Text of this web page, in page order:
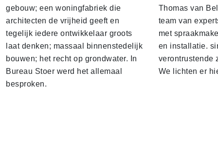
gebouw; een woningfabriek die
architecten de vrijheid geeft en
tegelijk iedere ontwikkelaar groots
laat denken; massaal binnenstedelijk
bouwen; het recht op grondwater. In
Bureau Stoer werd het allemaal
besproken.
Thomas van
team van
met
en installatie.
verontrustende
We lichten er